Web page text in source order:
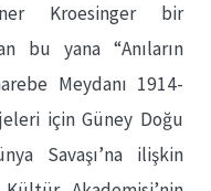
Kroesinger bir
bu yana “Anıların
Meydanı 1914-
için Güney Doğu
Savaşı’na ilişkin